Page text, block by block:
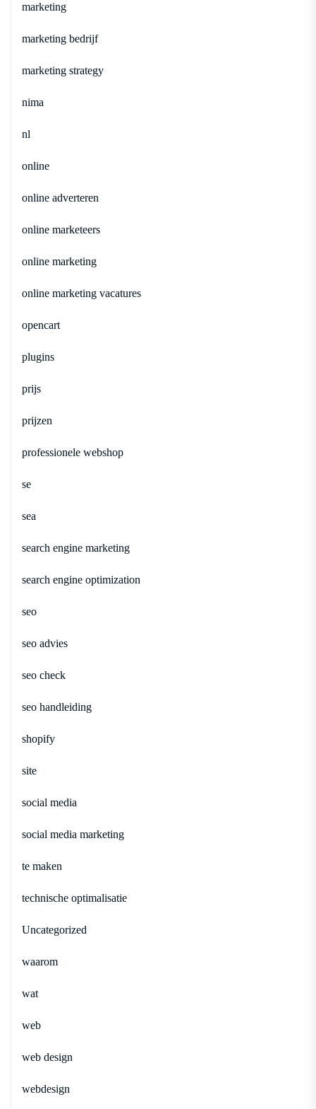
marketing
marketing bedrijf
marketing strategy
nima
nl
online
online adverteren
online marketeers
online marketing
online marketing vacatures
opencart
plugins
prijs
prijzen
professionele webshop
se
sea
search engine marketing
search engine optimization
seo
seo advies
seo check
seo handleiding
shopify
site
social media
social media marketing
te maken
technische optimalisatie
Uncategorized
waarom
wat
web
web design
webdesign